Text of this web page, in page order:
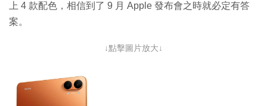
上 4 款配色，相信到了 9 月 Apple 發布會之時就必定有答
案。
↓點擊圖片放大↓